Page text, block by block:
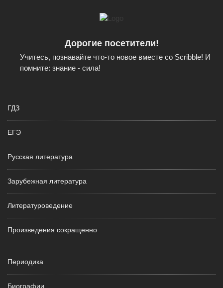
Дорогие посетители!
Учитесь, познавайте что-то новое вместе со Scribble! И
помните: знание - сила!
ГДЗ
ЕГЭ
Русская литература
Зарубежная литература
Литературоведение
Произведения сокращенно
Периодика
Биографии